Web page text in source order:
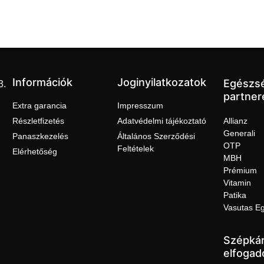
Információk
Extra garancia
Részletfizetés
Panaszkezelés
Elérhetőség
Joginyilatkozatok
Impresszum
Adatvédelmi tájékoztató
Általános Szerződési
Feltételek
Allianz
Generali
OTP
MBH
Prémium
Vitamin
Patika
Vasutas